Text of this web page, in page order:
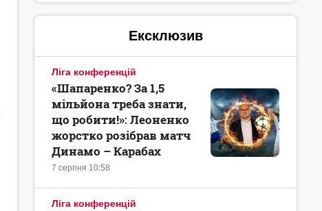
Ексклюзив
Ліга конференцій
7 серпня 10:58
«Шапаренко? За 1,5
мільйона треба знати,
що робити!»: Леоненко
жорстко розібрав матч
Динамо – Карабах
Ліга конференцій